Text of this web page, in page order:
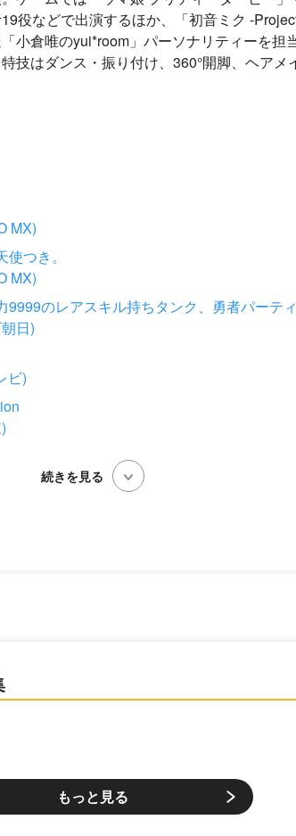
役などで出演するほか、「初音ミク -
小倉唯のyui*room」パーソナリティーを担
技はダンス・振り付け、360°開脚、ヘアメ
MX)
つき。
MX)
のレアスキル持ちタンク、勇者パーテ
日)
ビ)
もっと見る